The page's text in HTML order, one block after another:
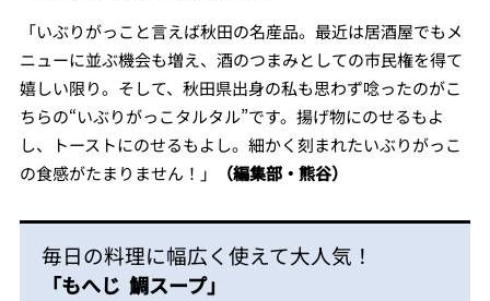
「いぶりがっこと言えば秋田の名産品。最近は居酒屋でもメ
ニューに並ぶ機会も増え、酒のつまみとしての市民権を得て
嬉しい限り。そして、秋田県出身の私も思わず唸ったのがこ
ちらの“いぶりがっこタルタル”です。揚げ物にのせるもよ
し、トーストにのせるもよし。細かく刻まれたいぶりがっこ
の食感がたまりません！」
（編集部・熊谷）
毎日の料理に幅広く使えて大人気！
「もへじ 鯛スープ」